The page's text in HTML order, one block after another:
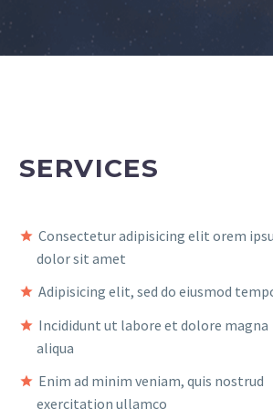
SERVICES
Consectetur adipisicing elit orem
dolor sit amet
Adipisicing elit, sed do eiusmod
Incididunt ut labore et dolore magna
aliqua
Enim ad minim veniam, quis nostrud
exercitation ullamco